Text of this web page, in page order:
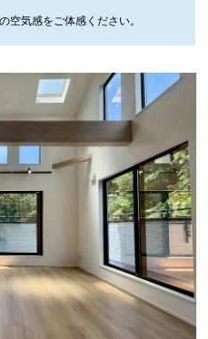
空気感をご体感ください。